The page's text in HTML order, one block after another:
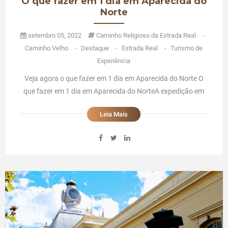
Norte
setembro 05, 2022 Caminho Religioso da Estrada Real
-
Caminho Velho
- Destaque - Estrada Real - Turismo de
Experiência
Veja agora o que fazer em 1 dia em Aparecida do Norte O
que fazer em 1 dia em Aparecida do NorteA expedição em
NorteConhecemos a cidade de Aparecida do Norte durante
cidade de tur ...
Leia Mais